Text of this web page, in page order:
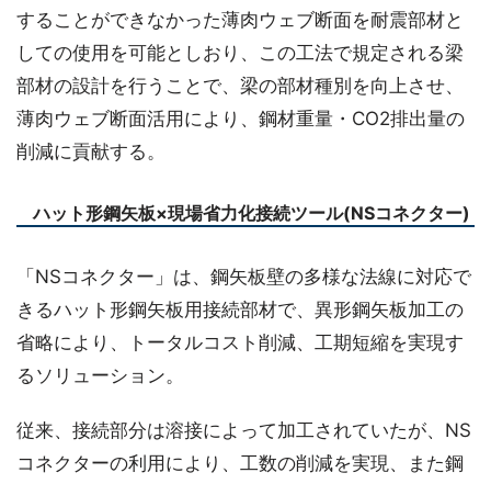
することができなかった薄肉ウェブ断面を耐震部材と
しての使用を可能としおり、この工法で規定される梁
部材の設計を行うことで、梁の部材種別を向上させ、
薄肉ウェブ断面活用により、鋼材重量・CO2排出量の
削減に貢献する。
ハット形鋼矢板×現場省力化接続ツール(NSコネクター)
「NSコネクター」は、鋼矢板壁の多様な法線に対応で
きるハット形鋼矢板用接続部材で、異形鋼矢板加工の
省略により、トータルコスト削減、工期短縮を実現す
るソリューション。
従来、接続部分は溶接によって加工されていたが、NS
コネクターの利用により、工数の削減を実現、また鋼